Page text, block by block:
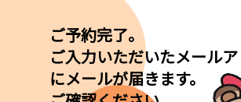
ご予約完了。
ご入力いただいたメール
にメールが届きます。